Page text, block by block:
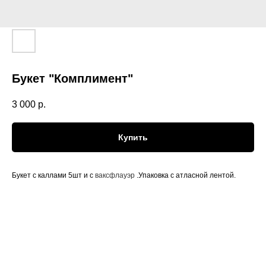
Букет "Комплимент"
3 000 р.
Купить
Букет с каллами 5шт и с ваксфлауэр .Упаковка с атласной лентой.